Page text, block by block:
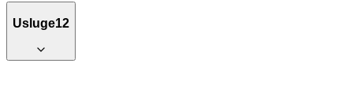
Usluge12